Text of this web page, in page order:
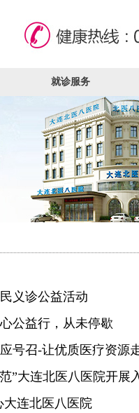
就诊服务
义诊公益活动
公益行，从未停歇
号召-让优质医疗资源
”大连北医八医院开展
连北医八医院